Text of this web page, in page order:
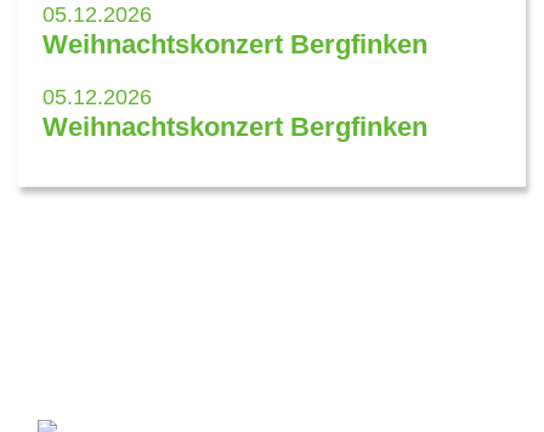
05.12.2026
Weihnachtskonzert Bergfinken
05.12.2026
Weihnachtskonzert Bergfinken